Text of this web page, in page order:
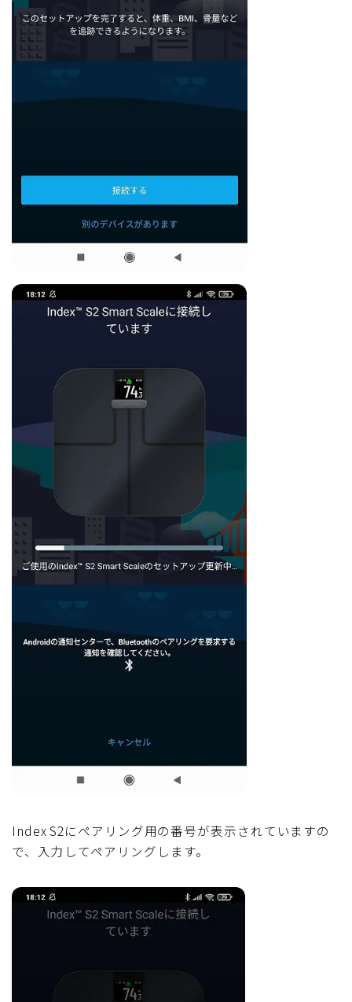
Index S2にペアリング用の番号が表示されていますの
で、入力してペアリングします。